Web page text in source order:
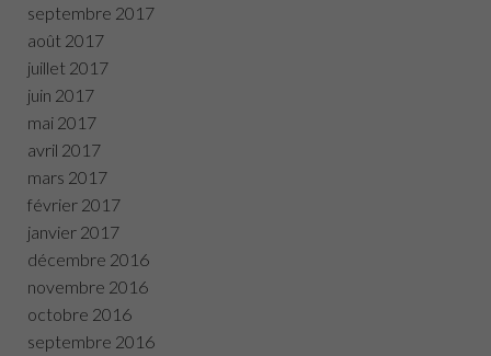
septembre 2017
août 2017
juillet 2017
juin 2017
mai 2017
avril 2017
mars 2017
février 2017
janvier 2017
décembre 2016
novembre 2016
octobre 2016
septembre 2016